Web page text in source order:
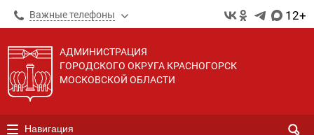
Важные телефоны 12+
АДМИНИСТРАЦИЯ
ГОРОДСКОГО ОКРУГА КРАСНОГОРСК
МОСКОВСКОЙ ОБЛАСТИ
Навигация